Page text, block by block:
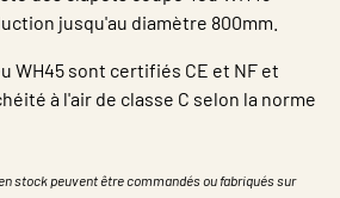
jusqu'au diamètre 800mm.
WH45 sont certifiés CE et NF et
à l'air de classe C selon la norme
stock peuvent être commandés ou fabriqués sur